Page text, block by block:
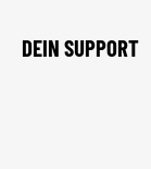
DEIN SUPPORT